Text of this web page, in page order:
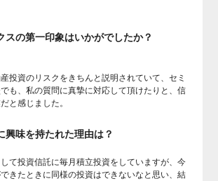
スの第一印象はいかがでしたか？
投資のリスクをきちんと説明されていて、セミ
も、私の質問に真摯に対応して頂けたりと、信
と感じました。
興味を持たれた理由は？
て投資信託に毎月積立投資をしていますが、今
きたときに同様の投資はできないなと思い、結